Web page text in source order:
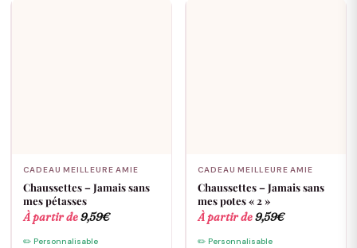
CADEAU MEILLEURE AMIE
Chaussettes – Jamais sans
mes pétasses
À partir de9,59€
✏️ Personnalisable
CADEAU MEILLEURE AMIE
Chaussettes – Jamais sans
mes potes « 2 »
À partir de9,59€
✏️ Personnalisable